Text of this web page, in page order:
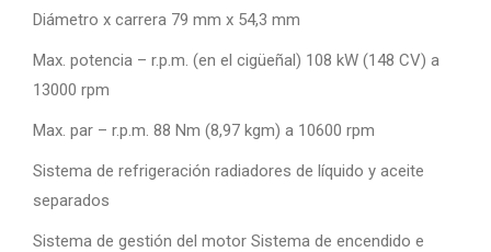
Diámetro x carrera 79 mm x 54,3 mm
Max. potencia – r.p.m. (en el cigüeñal) 108 kW (148 CV) a
13000 rpm
Max. par – r.p.m. 88 Nm (8,97 kgm) a 10600 rpm
Sistema de refrigeración radiadores de líquido y aceite
separados
Sistema de gestión del motor Sistema de encendido e